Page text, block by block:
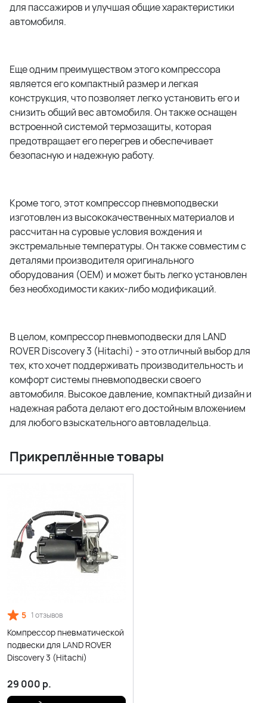
для пассажиров и улучшая общие характеристики
автомобиля.
Еще одним преимуществом этого компрессора
является его компактный размер и легкая
конструкция, что позволяет легко установить его и
снизить общий вес автомобиля. Он также оснащен
встроенной системой термозащиты, которая
предотвращает его перегрев и обеспечивает
безопасную и надежную работу.
Кроме того, этот компрессор пневмоподвески
изготовлен из высококачественных материалов и
рассчитан на суровые условия вождения и
экстремальные температуры. Он также совместим с
деталями производителя оригинального
оборудования (OEM) и может быть легко установлен
без необходимости каких-либо модификаций.
В целом, компрессор пневмоподвески для LAND
ROVER Discovery 3 (Hitachi) - это отличный выбор для
тех, кто хочет поддерживать производительность и
комфорт системы пневмоподвески своего
автомобиля. Высокое давление, компактный дизайн и
надежная работа делают его достойным вложением
для любого взыскательного автовладельца.
Прикреплённые товары
5 1 отзывов
Компрессор пневматической
подвески для LAND ROVER
Discovery 3 (Hitachi)
29 000 р.